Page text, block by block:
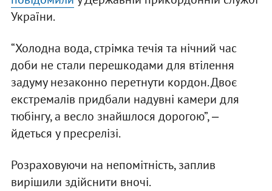
України.
“Холодна вода, стрімка течія та нічний час
доби не стали перешкодами для втілення
задуму незаконно перетнути кордон. Двоє
екстремалів придбали надувні камери для
тюбінгу, а весло знайшлося дорогою”, ‒
йдеться у пресрелізі.
Розраховуючи на непомітність, заплив
вирішили здійснити вночі.